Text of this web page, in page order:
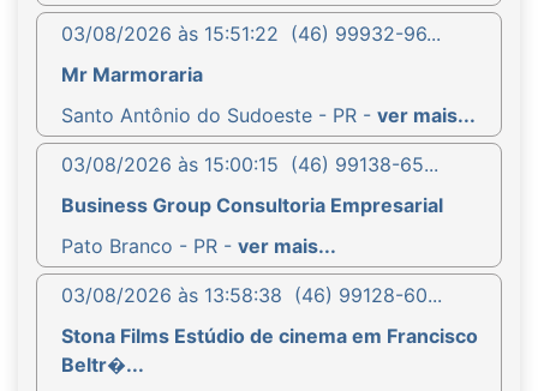
03/08/2026 às 15:51:22 (46) 99932-96...
Mr Marmoraria
Santo Antônio do Sudoeste - PR - ver mais...
03/08/2026 às 15:00:15 (46) 99138-65...
Business Group Consultoria Empresarial
Pato Branco - PR - ver mais...
03/08/2026 às 13:58:38 (46) 99128-60...
Stona Films Estúdio de cinema em Francisco
Beltr�...